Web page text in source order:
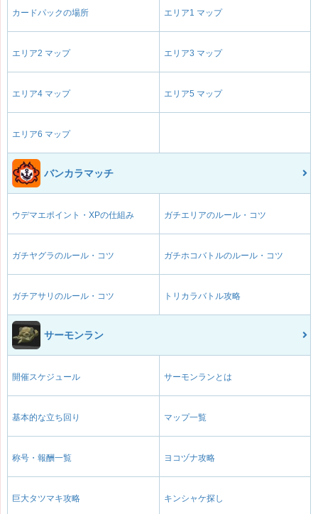
カードパックの場所 エリア1 マップ
エリア2 マップ エリア3 マップ
エリア4 マップ エリア5 マップ
エリア6 マップ
バンカラマッチ
ウデマエポイント・XPの仕組み ガチエリアのルール・コツ
ガチヤグラのルール・コツ ガチホコバトルのルール・コツ
ガチアサリのルール・コツ トリカラバトル攻略
サーモンラン
開催スケジュール サーモンランとは
基本的な立ち回り マップ一覧
称号・報酬一覧 ヨコヅナ攻略
巨大タツマキ攻略 キンシャケ探し